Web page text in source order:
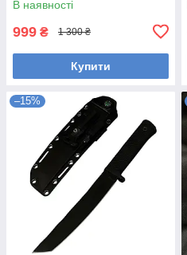
В наявності
999 ₴ 1 300 ₴
Купити
–15%